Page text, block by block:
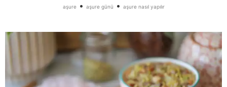
aşure• aşure günü • aşure nasıl yapılır